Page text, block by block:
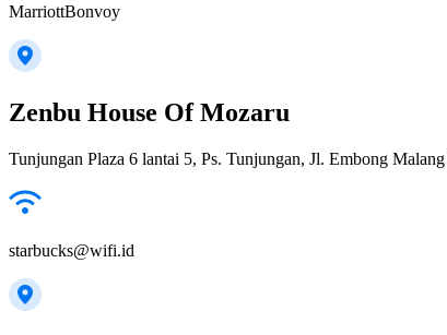
MarriottBonvoy
Zenbu House Of Mozaru
Tunjungan Plaza 6 lantai 5, Ps. Tunjungan, Jl. Embong
starbucks@wifi.id